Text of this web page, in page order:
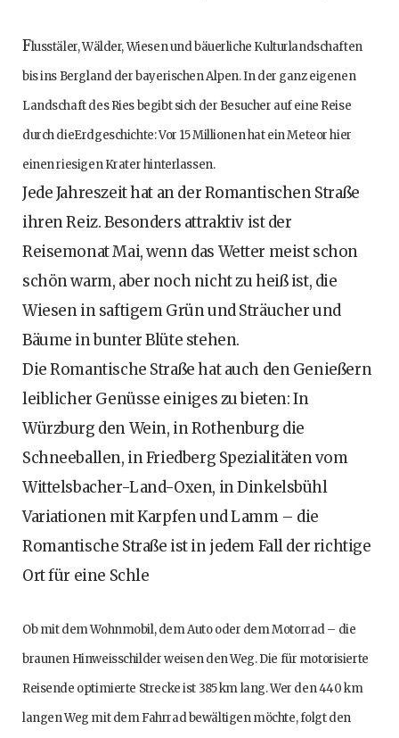
Flusstäler, Wälder, Wiesen und bäuerliche Kulturlandschaften
bis ins Bergland der bayerischen Alpen. In der ganz eigenen
Landschaft des Ries begibt sich der Besucher auf eine Reise
durch dieErdgeschichte: Vor 15 Millionen hat ein Meteor hier
einen riesigen Krater hinterlassen.
Jede Jahreszeit hat an der Romantischen Straße
ihren Reiz. Besonders attraktiv ist der
Reisemonat Mai, wenn das Wetter meist schon
schön warm, aber noch nicht zu heiß ist, die
Wiesen in saftigem Grün und Sträucher und
Bäume in bunter Blüte stehen.
Die Romantische Straße hat auch den Genießern
leiblicher Genüsse einiges zu bieten: In
Würzburg den Wein, in Rothenburg die
Schneeballen, in Friedberg Spezialitäten vom
Wittelsbacher-Land-Oxen, in Dinkelsbühl
Variationen mit Karpfen und Lamm – die
Romantische Straße ist in jedem Fall der richtige
Ort für eine Schle
Ob mit dem Wohnmobil, dem Auto oder dem Motorrad – die
braunen Hinweisschilder weisen den Weg. Die für motorisierte
Reisende optimierte Strecke ist 385 km lang. Wer den 440 km
langen Weg mit dem Fahrrad bewältigen möchte, folgt den